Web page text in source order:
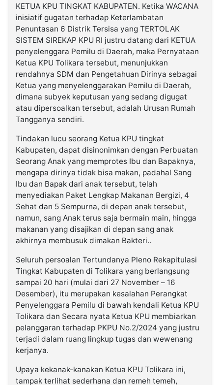
KETUA KPU TINGKAT KABUPATEN. Ketika WACANA
inisiatif gugatan terhadap Keterlambatan
Penuntasan 6 Distrik Tersisa yang TERTOLAK
SISTEM SIREKAP KPU RI justru datang dari KETUA
penyelenggara Pemilu di Daerah, maka Pernyataan
Ketua KPU Tolikara tersebut, menunjukkan
rendahnya SDM dan Pengetahuan Dirinya sebagai
Ketua yang menyelenggarakan Pemilu di Daerah,
dimana subyek keputusan yang sedang digugat
atau dipersoalkan tersebut, adalah Urusan Rumah
Tangganya sendiri.
Tindakan lucu seorang Ketua KPU tingkat
Kabupaten, dapat disinonimkan dengan Perbuatan
Seorang Anak yang memprotes Ibu dan Bapaknya,
mengapa dirinya tidak bisa makan, padahal Sang
Ibu dan Bapak dari anak tersebut, telah
menyediakan Paket Lengkap Makanan Bergizi, 4
Sehat dan 5 Sempurna, di depan anak tersebut,
namun, sang Anak terus saja bermain main, hingga
makanan yang disajikan di depan sang anak
akhirnya membusuk dimakan Bakteri..
Seluruh persoalan Tertundanya Pleno Rekapitulasi
Tingkat Kabupaten di Tolikara yang berlangsung
sampai 20 hari (mulai dari 27 November – 16
Desember), itu merupakan kesalahan Perangkat
Penyelenggara Pemilu di bawah kendali Ketua KPU
Tolikara dan Secara nyata Ketua KPU membiarkan
pelanggaran terhadap PKPU No.2/2024 yang justru
terjadi dalam ruang lingkup tugas dan wewenang
kerjanya.
Upaya kekanak-kanakan Ketua KPU Tolikara ini,
tampak terlihat sederhana dan remeh temeh,